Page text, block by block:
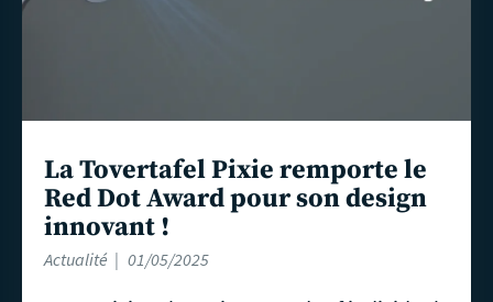
La Tovertafel Pixie remporte le
Red Dot Award pour son design
innovant !
Actualité 01/05/2025